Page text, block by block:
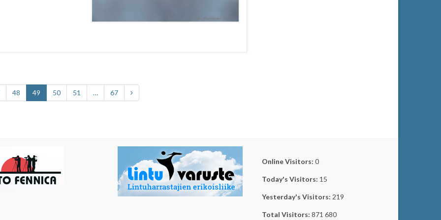
48 49 50 51 … 67
Online Visitors: 0
Today's Visitors: 15
Yesterday's Visitors: 219
Total Visitors: 871 680